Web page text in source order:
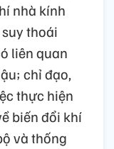
nhà kính
thoái
liên quan
chỉ đạo,
thực hiện
biến đổi khí
và thống